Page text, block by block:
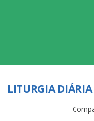
LITURGIA DIÁRIA